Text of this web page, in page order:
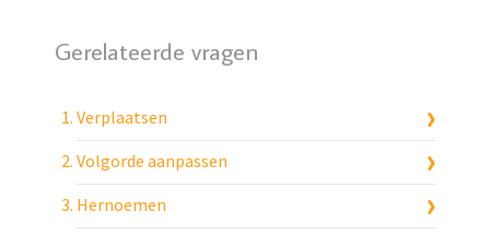
Gerelateerde vragen
Verplaatsen
Volgorde aanpassen
Hernoemen